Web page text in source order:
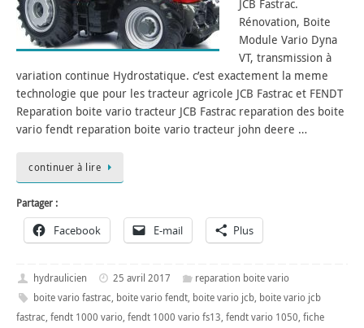
JCB Fastrac.
Rénovation, Boite
Module Vario Dyna
VT, transmission à
variation continue Hydrostatique. c’est exactement la meme
technologie que pour les tracteur agricole JCB Fastrac et FENDT
Reparation boite vario tracteur JCB Fastrac reparation des boite
vario fendt reparation boite vario tracteur john deere …
continuer à lire
Partager :
Facebook E-mail Plus
hydraulicien 25 avril 2017
reparation boite vario
boite vario fastrac, boite vario fendt, boite vario jcb, boite vario jcb
fastrac, fendt 1000 vario, fendt 1000 vario fs13, fendt vario 1050, fiche